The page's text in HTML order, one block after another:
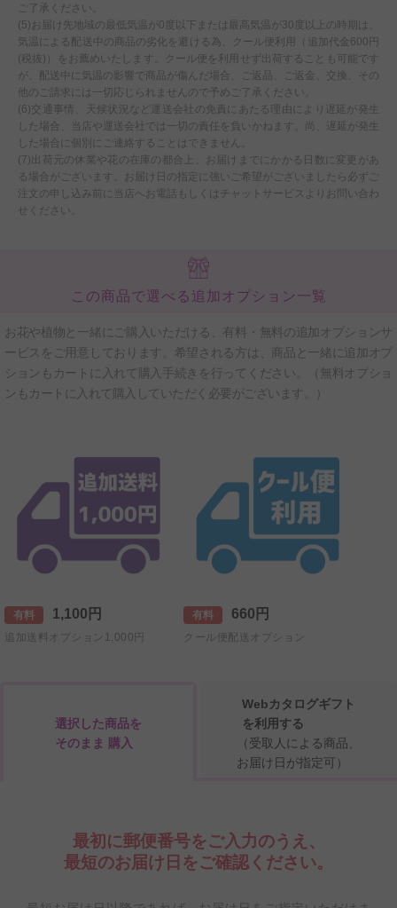
ご了承ください。
(5)お届け先地域の最低気温が0度以下または最高気温が30度以上の時期は、
気温による配送中の商品の劣化を避ける為、クール便利用（追加代金600円
(税抜)）をお薦めいたします。クール便を利用せず出荷することも可能です
が、配送中に気温の影響で商品が傷んだ場合、ご返品、ご返金、交換、その
他のご請求には一切応じられませんので予めご了承ください。
(6)交通事情、天候状況など運送会社の免責にあたる理由により遅延が発生
した場合、当店や運送会社では一切の責任を負いかねます。尚、遅延が発生
した場合に個別にご連絡することはできません。
(7)出荷元の休業や花の在庫の都合上、お届けまでにかかる日数に変更があ
る場合がございます。お届け日の指定に強いご希望がございましたら必ずご
注文の申し込み前に当店へお電話もしくはチャットサービスよりお問い合わ
せください。
この商品で選べる追加オプション一覧
お花や植物と一緒にご購入いただける、有料・無料の追加オプションサ
ービスをご用意しております。希望される方は、商品と一緒に追加オプ
ションもカートに入れて購入手続きを行ってください。（無料オプショ
ンもカートに入れて購入していただく必要がございます。）
有料 1,100円
追加送料オプション1,000円
有料 660円
クール便配送オプション
選択した商品を
そのまま 購入
Webカタログギフト
を利用する
（受取人による商品、
お届け日が指定可）
最初に郵便番号をご入力のうえ、
最短のお届け日をご確認ください。